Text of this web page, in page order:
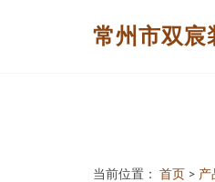
常州市双宸
当前位置： 首页 > 产